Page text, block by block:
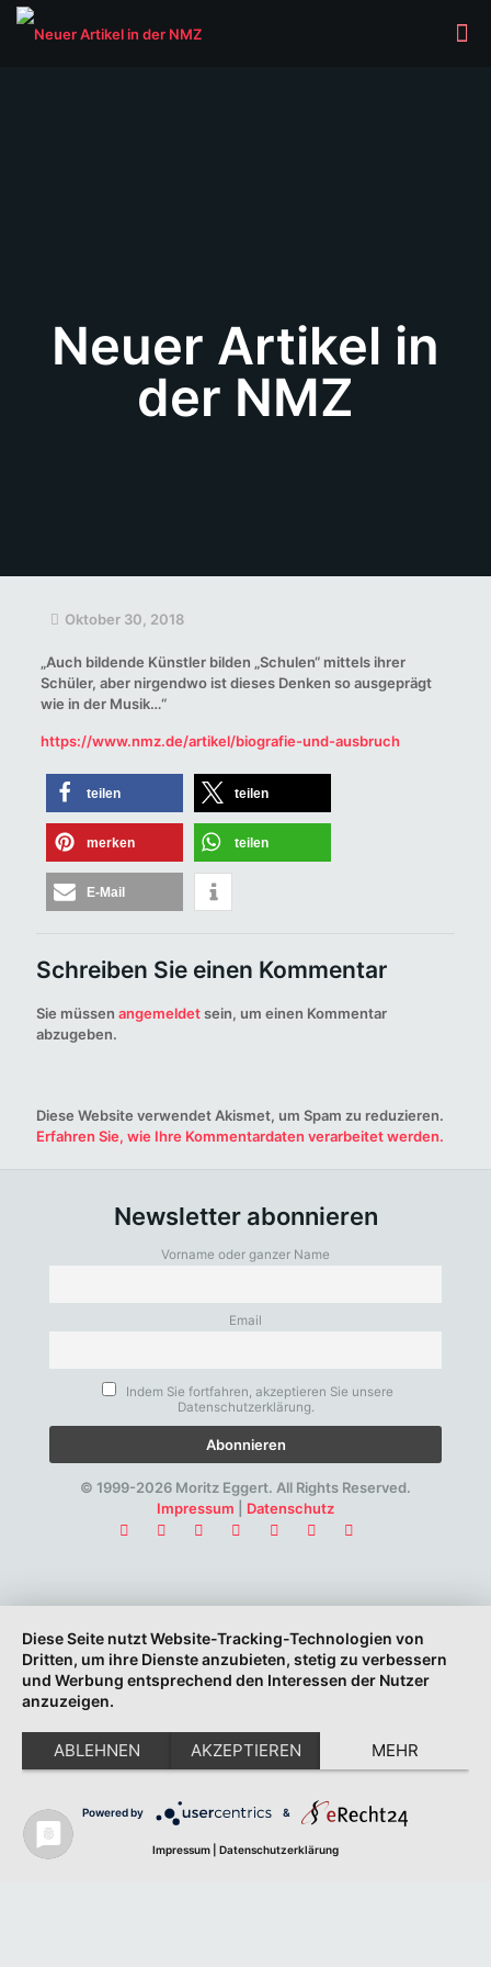
Neuer Artikel in
der NMZ
Oktober 30, 2018
„Auch bildende Künstler bilden „Schulen“ mittels ihrer
Schüler, aber nirgendwo ist dieses Denken so ausgeprägt
wie in der Musik…“
https://www.nmz.de/artikel/biografie-und-ausbruch
teilen teilen
merken teilen
E-Mail
Schreiben Sie einen Kommentar
Sie müssen angemeldetsein, um einen Kommentar
abzugeben.
Diese Website verwendet Akismet, um Spam zu reduzieren.
Erfahren Sie, wie Ihre Kommentardaten verarbeitet werden.
Newsletter abonnieren
Vorname oder ganzer Name
Email
Indem Sie fortfahren, akzeptieren Sie unsere
Datenschutzerklärung.
© 1999-2026 Moritz Eggert. All Rights Reserved.
Impressum
Datenschutz
Diese Seite nutzt Website-Tracking-Technologien von
Dritten, um ihre Dienste anzubieten, stetig zu verbessern
und Werbung entsprechend den Interessen der Nutzer
anzuzeigen.
ABLEHNEN AKZEPTIEREN MEHR
Powered by &
Impressum Datenschutzerklärung